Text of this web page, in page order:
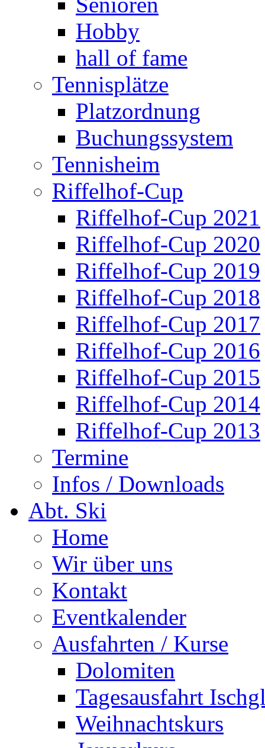
Hobby
hall of fame
Tennisplätze
Platzordnung
Buchungssystem
Tennisheim
Riffelhof-Cup
Riffelhof-Cup 2021
Riffelhof-Cup 2020
Riffelhof-Cup 2019
Riffelhof-Cup 2018
Riffelhof-Cup 2017
Riffelhof-Cup 2016
Riffelhof-Cup 2015
Riffelhof-Cup 2014
Riffelhof-Cup 2013
Termine
Infos / Downloads
Abt. Ski
Home
Wir über uns
Kontakt
Eventkalender
Ausfahrten / Kurse
Dolomiten
Tagesausfahrt
Weihnachtskurs